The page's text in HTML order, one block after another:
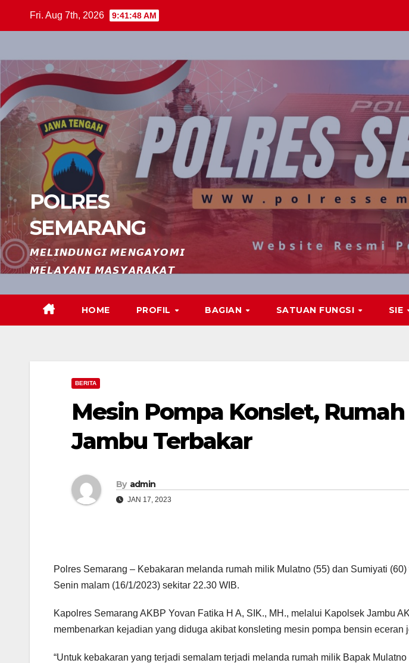
Fri. Aug 7th, 2026 9:41:49 AM
POLRES
SEMARANG
𝙈𝙀𝙇𝙄𝙉𝘿𝙐𝙉𝙂𝙄 𝙈𝙀𝙉𝙂𝘼𝙔𝙊𝙈𝙄
𝙈𝙀𝙇𝘼𝙔𝘼𝙉𝙄 𝙈𝘼𝙎𝙔𝘼𝙍𝘼𝙆𝘼𝙏
HOME PROFIL BAGIAN SATUAN FUNGSI SIE
BERITA
Mesin Pompa Konslet,
Jambu Terbakar
By admin
JAN 17, 2023
Polres Semarang – Kebakaran melanda rumah milik Mulatno (55) dan Sumiyati
Senin malam (16/1/2023) sekitar 22.30 WIB.
Kapolres Semarang AKBP Yovan Fatika H A, SIK., MH., melalui Kapolsek Jambu
membenarkan kejadian yang diduga akibat konsleting mesin pompa bensin eceran
“Untuk kebakaran yang terjadi semalam terjadi melanda rumah milik Bapak